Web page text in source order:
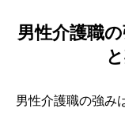
男性介護職
男性介護職の強み